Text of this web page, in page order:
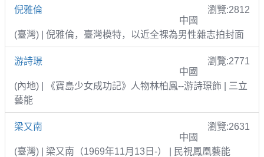
倪雅倫
瀏覽:2812
中國
(臺灣) | 倪雅倫，臺灣模特，以近全裸為男性雜志拍封面
游詩璟
瀏覽:2771
中國
(內地) | 《寶島少女成功記》人物林柏鳳--游詩璟飾 | 三立
藝能
梁又南
瀏覽:2631
中國
(臺灣) | 梁又南（1969年11月13日-） | 民視鳳凰藝能